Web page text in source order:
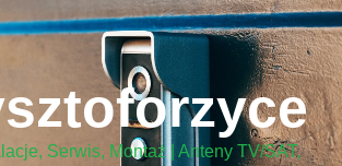
Serwis, Montaż | Anteny TV/SAT,